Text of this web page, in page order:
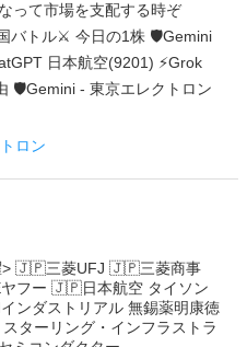
って市場を支配する時ぞ
バトル⚔️ 今日の1株 🛡Gemini
日本航空(9201) ⚡Grok
🛡Gemini - 東京エレクトロン
ロン
> 🇯🇵三菱UFJ 🇯🇵三菱商事
ー 🇯🇵日本航空 タイソン
ンダストリアル 無錫薬明康徳
ターリング・インフラストラ